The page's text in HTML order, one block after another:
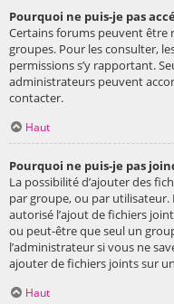
Pourquoi ne puis-je pas
Certains forums peuvent être
groupes. Pour les consulter,
permissions s’y rapportant.
administrateurs peuvent
contacter.
Haut
Pourquoi ne puis-je pas
La possibilité d’ajouter des
par groupe, ou par
autorisé l’ajout de fichiers
ou peut-être que seul un
l’administrateur si vous ne
ajouter de fichiers joints sur
Haut